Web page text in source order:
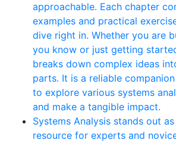
approachable. Each chapter
examples and practical
dive right in. Whether you are
you know or just getting
breaks down complex ideas
parts. It is a reliable
to explore various systems
and make a tangible impact.
Systems Analysis stands out
resource for experts and